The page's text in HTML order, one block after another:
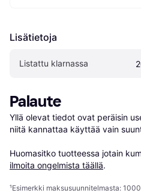
Lisätietoja
Listattu klarnassa
Palaute
Yllä olevat tiedot ovat peräisin
niitä kannattaa käyttää vain
Huomasitko tuotteessa jotain
ilmoita ongelmista täällä.
¹Esimerkki maksusuunnitelmasta: